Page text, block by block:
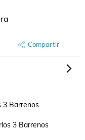
Compartir
3 Barrenos
3 Barrenos